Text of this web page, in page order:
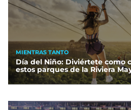
MIENTRAS TANTO
Día del Niño: Diviértete como
estos parques de la Riviera